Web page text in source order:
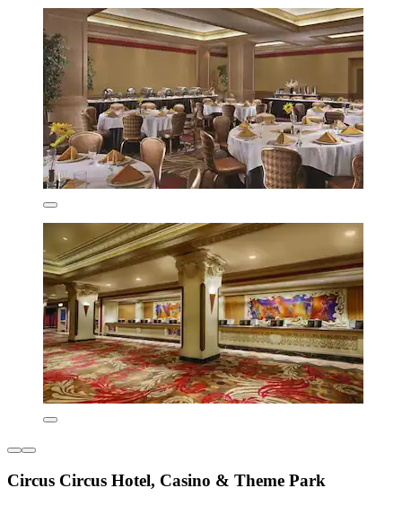
Circus Circus Hotel, Casino & Theme Park